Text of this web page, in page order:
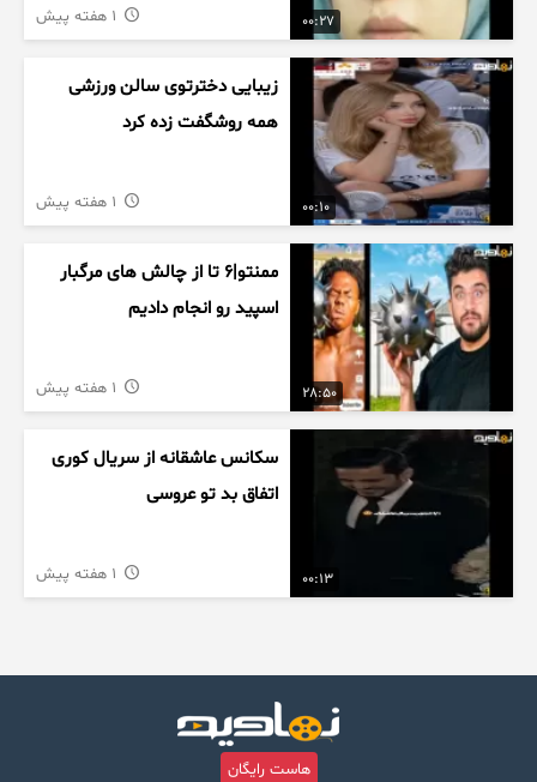
00:27
00:10
زیبایی دخترتوی سالن ورزشی
همه روشگفت زده کرد
28:50
ممنتو|۶ تا از چالش های مرگبار
اسپید رو انجام دادیم
00:13
سکانس عاشقانه از سریال کوری
اتفاق بد تو عروسی
هاست رایگان